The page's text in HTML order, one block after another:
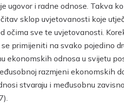
ugovor i radne odnose. Takva
sklop uvjetovanosti koje
očima sve te uvjetovanosti.
primijeniti na svako pojedino
ekonomskih odnosa u svijetu
razmjeni ekonomskih
stvaraju i međusobnu